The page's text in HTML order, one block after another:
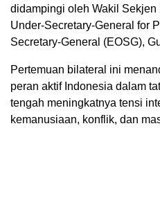
didampingi oleh Wakil
Under-Secretary-General for
Secretary-General (EOSG),
Pertemuan bilateral ini
peran aktif Indonesia dalam
tengah meningkatnya tensi
kemanusiaan, konflik, dan